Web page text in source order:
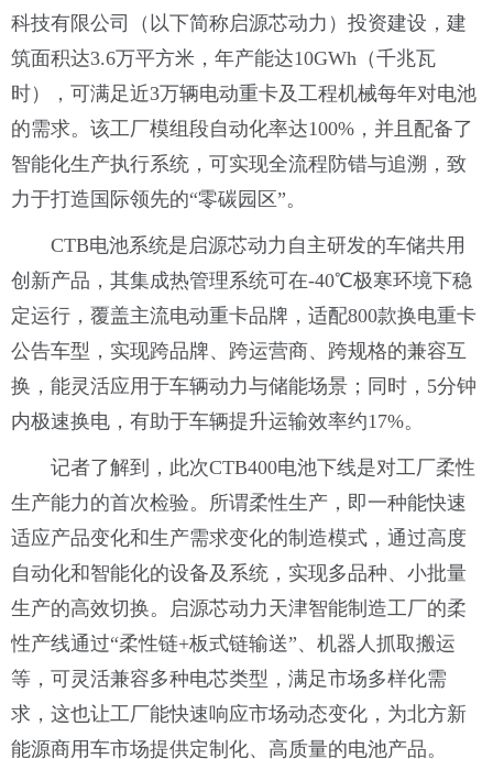
科技有限公司（以下简称启源芯动力）投资建设，建
筑面积达3.6万平方米，年产能达10GWh（千兆瓦
时），可满足近3万辆电动重卡及工程机械每年对电池
的需求。该工厂模组段自动化率达100%，并且配备了
智能化生产执行系统，可实现全流程防错与追溯，致
力于打造国际领先的“零碳园区”。
CTB电池系统是启源芯动力自主研发的车储共用
创新产品，其集成热管理系统可在-40℃极寒环境下稳
定运行，覆盖主流电动重卡品牌，适配800款换电重卡
公告车型，实现跨品牌、跨运营商、跨规格的兼容互
换，能灵活应用于车辆动力与储能场景；同时，5分钟
内极速换电，有助于车辆提升运输效率约17%。
记者了解到，此次CTB400电池下线是对工厂柔性
生产能力的首次检验。所谓柔性生产，即一种能快速
适应产品变化和生产需求变化的制造模式，通过高度
自动化和智能化的设备及系统，实现多品种、小批量
生产的高效切换。启源芯动力天津智能制造工厂的柔
性产线通过“柔性链+板式链输送”、机器人抓取搬运
等，可灵活兼容多种电芯类型，满足市场多样化需
求，这也让工厂能快速响应市场动态变化，为北方新
能源商用车市场提供定制化、高质量的电池产品。